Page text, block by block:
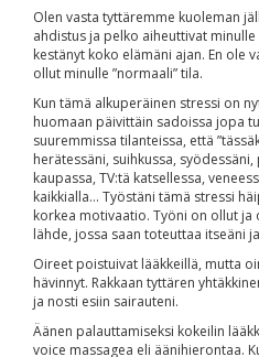
Olen vasta tyttäremme kuoleman
ahdistus ja pelko aiheuttivat
kestänyt koko elämäni ajan. En ole
ollut minulle ”normaali” tila.
Kun tämä alkuperäinen stressi on
huomaan päivittäin sadoissa jopa
suuremmissa tilanteissa, että
herätessäni, suihkussa,
kaupassa, TV:tä katsellessa,
kaikkialla… Työstäni tämä stressi
korkea motivaatio. Työni on ollut ja
lähde, jossa saan toteuttaa itseäni
Oireet poistuivat lääkkeillä, mutta
hävinnyt. Rakkaan tyttären
ja nosti esiin sairauteni.
Äänen palauttamiseksi kokeilin
voice massagea eli äänihierontaa.